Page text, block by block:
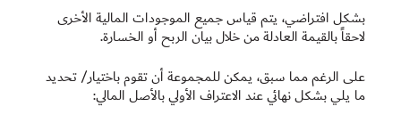
بشكل افتراضي، يتم قياس جميع الموجودات المالية الأخرى
لاحقاً بالقيمة العادلة من خلال بيان الربح أو الخسارة.
على الرغم مما سبق، يمكن للمجموعة أن تقوم باختيار/ تحديد
ما يلي بشكل نهائي عند الاعتراف الأولي بالأصل المالي: